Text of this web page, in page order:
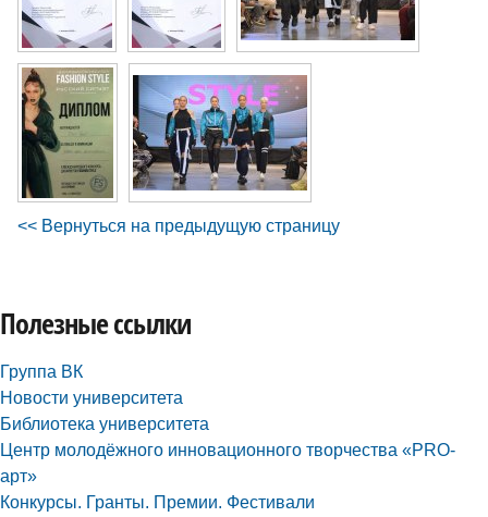
<< Вернуться на предыдущую страницу
Полезные ссылки
Группа ВК
Новости университета
Библиотека университета
Центр молодёжного инновационного творчества «PRO-
арт»
Конкурсы. Гранты. Премии. Фестивали